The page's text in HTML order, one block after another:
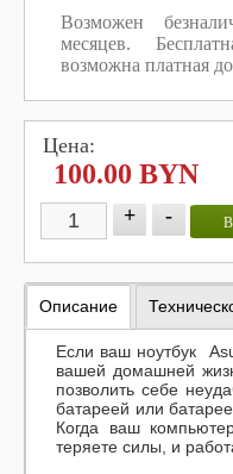
Возможен
месяцев.
возможна платная
Цена:
100.00 BYN
+ -
Описание
Если ваш ноутбук
вашей домашней
позволить себе
батареей или
Когда ваш
теряете силы, и